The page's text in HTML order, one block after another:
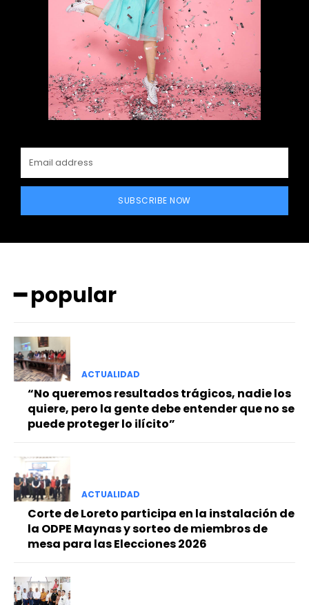
SUBSCRIBE NOW
━ popular
ACTUALIDAD
“No queremos resultados trágicos, nadie los
quiere, pero la gente debe entender que no se
puede proteger lo ilícito”
ACTUALIDAD
Corte de Loreto participa en la instalación de
la ODPE Maynas y sorteo de miembros de
mesa para las Elecciones 2026